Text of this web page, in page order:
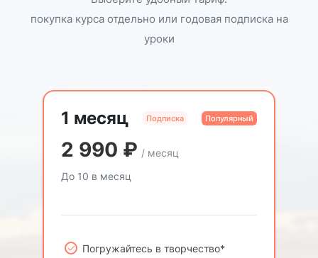
покупка курса отдельно или годовая подписка на
уроки
1 месяц Подписка Популярный
2 990 ₽ / месяц
До 10 в месяц
Погружайтесь в творчество*